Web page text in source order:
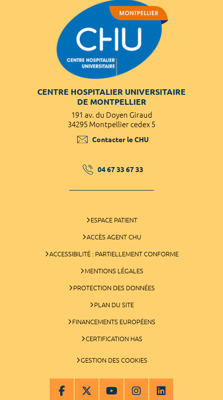
CENTRE HOSPITALIER UNIVERSITAIRE
DE MONTPELLIER
191 av. du Doyen Giraud
34295 Montpellier cedex 5
Contacter le CHU
04 67 33 67 33
ESPACE PATIENT
ACCÈS AGENT CHU
ACCESSIBILITÉ : PARTIELLEMENT CONFORME
MENTIONS LÉGALES
PROTECTION DES DONNÉES
PLAN DU SITE
FINANCEMENTS EUROPÉENS
CERTIFICATION HAS
GESTION DES COOKIES